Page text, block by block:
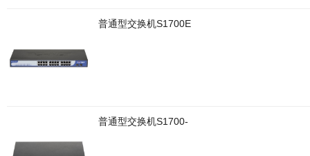
普通型交换机S1700E
普通型交换机S1700-